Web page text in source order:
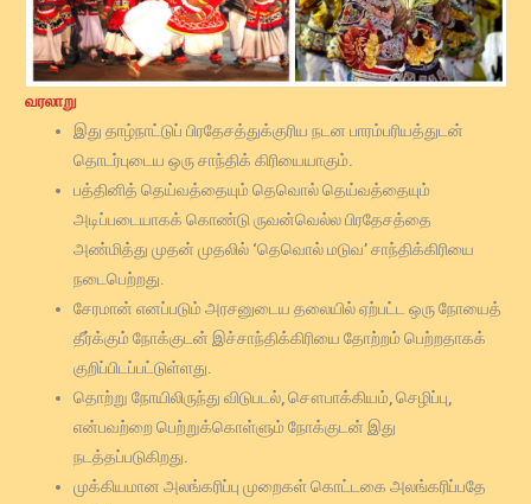
வரலாறு
இது தாழ்நாட்டுப் பிரதேசத்துக்குரிய நடன பாரம்பரியத்துடன்
தொடர்புடைய ஒரு சாந்திக் கிரியையாகும்.
பத்தினித் தெய்வத்தையும் தெவொல் தெய்வத்தையும்
அடிப்படையாகக் கொண்டு ருவன்வெல்ல பிரதேசத்தை
அண்மித்து முதன் முதலில் ‘தெவொல் மடுவ’ சாந்திக்கிரியை
நடைபெற்றது.
சேரமான் எனப்படும் அரசனுடைய தலையில் ஏற்பட்ட ஒரு நோயைத்
தீர்க்கும் நோக்குடன் இச்சாந்திக்கிரியை தோற்றம் பெற்றதாகக்
குறிப்பிடப்பட்டுள்ளது.
தொற்று நோயிலிருந்து விடுபடல், சௌபாக்கியம், செழிப்பு,
என்பவற்றை பெற்றுக்கொள்ளும் நோக்குடன் இது
நடத்தப்படுகிறது.
முக்கியமான அலங்கரிப்பு முறைகள் கொட்டகை அலங்கரிப்பதே